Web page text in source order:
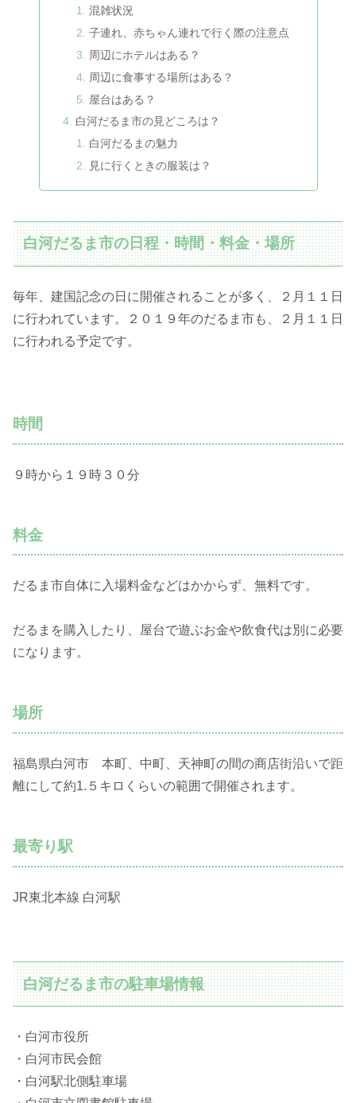
混雑状況
子連れ、赤ちゃん連れで行く際の注意点
周辺にホテルはある？
周辺に食事する場所はある？
屋台はある？
白河だるま市の見どころは？
白河だるまの魅力
見に行くときの服装は？
白河だるま市の日程・時間・料金・場所
毎年、建国記念の日に開催されることが多く、２月１１日
に行われています。２０１９年のだるま市も、２月１１日
に行われる予定です。
時間
９時から１９時３０分
料金
だるま市自体に入場料金などはかからず、無料です。
だるまを購入したり、屋台で遊ぶお金や飲食代は別に必要
になります。
場所
福島県白河市 本町、中町、天神町の間の商店街沿いで距
離にして約1.５キロくらいの範囲で開催されます。
最寄り駅
JR東北本線 白河駅
白河だるま市の駐車場情報
・白河市役所
・白河市民会館
・白河駅北側駐車場